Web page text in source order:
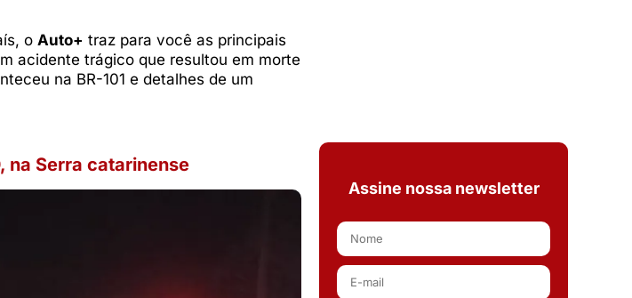
o Auto+ traz para você as principais
acidente trágico que resultou em morte
na BR-101 e detalhes de um
na Serra catarinense
Assine nossa newsletter